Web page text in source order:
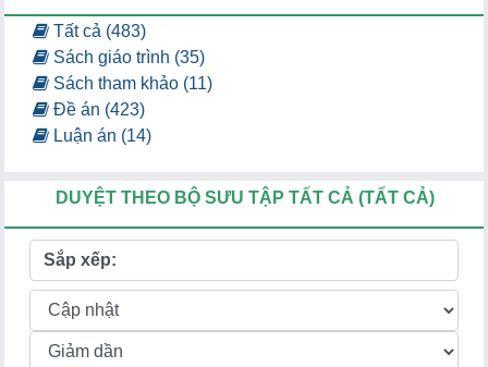
Tất cả (483)
Sách giáo trình (35)
Sách tham khảo (11)
Đề án (423)
Luận án (14)
DUYỆT THEO BỘ SƯU TẬP TẤT CẢ (TẤT CẢ)
Sắp xếp: